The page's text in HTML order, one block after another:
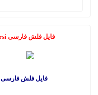
فایل فلش فارسی HUAWEI Y625-U32 B108 farsi
فایل فلش فارسی y625-u32 بابیلد نامبر B108